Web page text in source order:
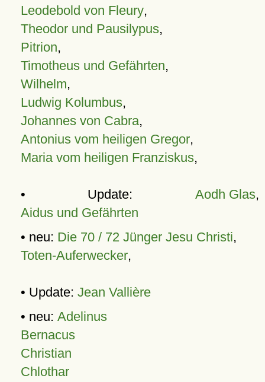
Leodebold von Fleury,
Theodor und Pausilypus,
Pitrion,
Timotheus und Gefährten,
Wilhelm,
Ludwig Kolumbus,
Johannes von Cabra,
Antonius vom heiligen Gregor,
Maria vom heiligen Franziskus,
• Update: Aodh Glas,
Aidus und Gefährten
• neu: Die 70 / 72 Jünger Jesu Christi,
Toten-Auferwecker,
• Update: Jean Vallière
• neu: Adelinus
Bernacus
Christian
Chlothar